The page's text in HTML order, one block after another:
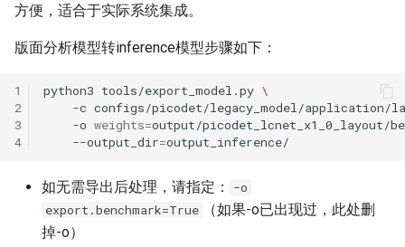
方便，适合于实际系统集成。
版面分析模型转inference模型步骤如下：
1
2
3
4
python3 tools/export_model.py \
-c configs/picodet/legacy_model/application/
-o weights=output/picodet_lcnet_x1_0_layout/
--output_dir=
如无需导出后处理，请指定：
-o
export.benchmark=True
（如果-o已出现过，此处删
掉-o）